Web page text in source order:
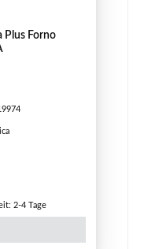
Plus Forno
2-4 Tage